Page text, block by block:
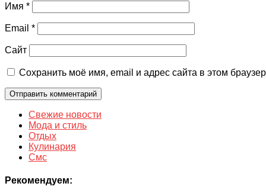
Имя *
Email *
Сайт
Сохранить моё имя, email и адрес сайта в этом
Свежие новости
Мода и стиль
Отдых
Кулинария
Смс
Рекомендуем: